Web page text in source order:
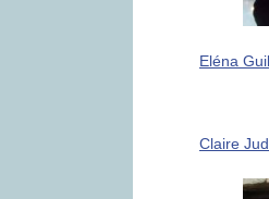
Eléna
Claire